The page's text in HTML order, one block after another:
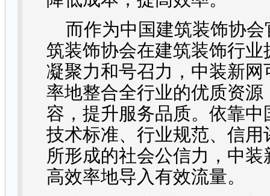
而作为中国建筑装饰协
筑装饰协会在建筑装饰行
凝聚力和号召力，中装新
率地整合全行业的优质资
容，提升服务品质。依靠
技术标准、行业规范、信
所形成的社会公信力，中
高效率地导入有效流量。